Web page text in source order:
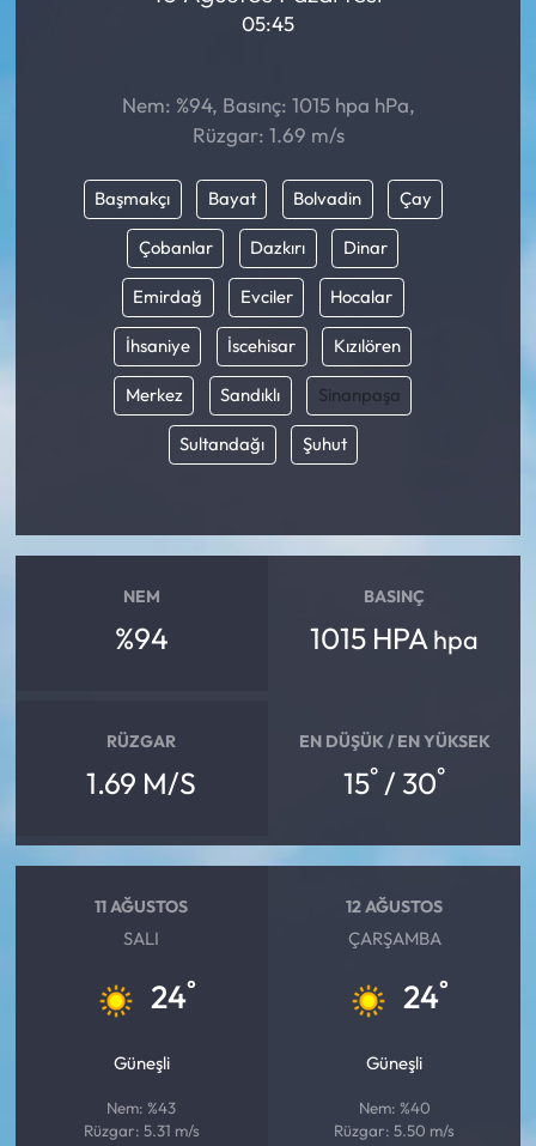
05:45
Nem: %94, Basınç: 1015 hpa hPa,
Rüzgar: 1.69 m/s
Başmakçı Bayat Bolvadin Çay
Çobanlar Dazkırı Dinar
Emirdağ Evciler Hocalar
İhsaniye İscehisar Kızılören
Merkez Sandıklı Sinanpaşa
Sultandağı Şuhut
NEM
%94
BASINÇ
1015 HPA hpa
RÜZGAR
1.69 M/S
EN DÜŞÜK / EN YÜKSEK
15° / 30°
11 AĞUSTOS
SALI
24°
Güneşli
Nem: %43
Rüzgar: 5.31 m/s
12 AĞUSTOS
ÇARŞAMBA
24°
Güneşli
Nem: %40
Rüzgar: 5.50 m/s